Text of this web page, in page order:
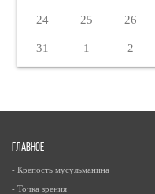
24 25 26
31 1 2
ГЛАВНОЕ
- Крепость мусульманина
- Точка зрения